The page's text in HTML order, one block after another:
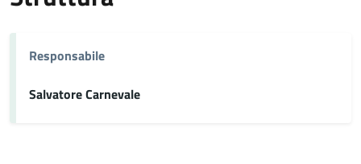
Responsabile
Salvatore Carnevale